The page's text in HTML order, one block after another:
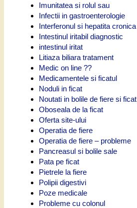
Imunitatea si rolul sau
Infectii in gastroenterologie
Interferonul si hepatita cronica
Intestinul iritabil diagnostic
intestinul iritat
Litiaza biliara tratament
Medic on line ??
Medicamentele si ficatul
Noduli in ficat
Noutati in bolile de fiere si ficat
Oboseala de la ficat
Oferta site-ului
Operatia de fiere
Operatia de fiere – probleme
Pancreasul si bolile sale
Pata pe ficat
Pietrele la fiere
Polipii digestivi
Poze medicale
Probleme cu colonul